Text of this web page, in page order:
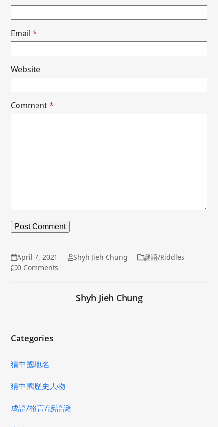
Email*
Website
Comment*
April 7, 2021 Shyh Jieh Chung
謎語/Riddles
0 Comments
Shyh Jieh Chung
Categories
猜中國地名
猜中國歷史人物
成語/格言/諺語謎